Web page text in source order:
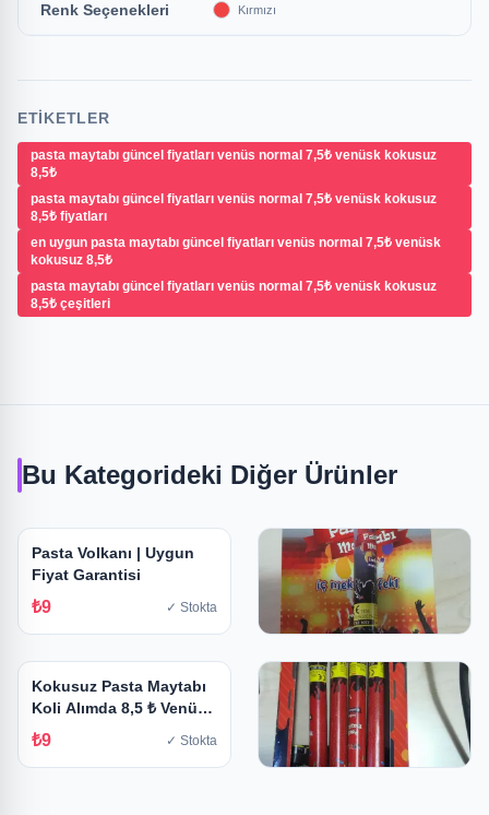
Renk Seçenekleri Kırmızı
ETIKETLER
pasta maytabı güncel fiyatları venüs normal 7,5₺ venüsk kokusuz
8,5₺
pasta maytabı güncel fiyatları venüs normal 7,5₺ venüsk kokusuz
8,5₺ fiyatları
en uygun pasta maytabı güncel fiyatları venüs normal 7,5₺ venüsk
kokusuz 8,5₺
pasta maytabı güncel fiyatları venüs normal 7,5₺ venüsk kokusuz
8,5₺ çeşitleri
Bu Kategorideki Diğer Ürünler
Pasta Volkanı | Uygun
Fiyat Garantisi
₺9 ✓ Stokta
₺9 ✓ Stokta
Kokusuz Pasta Maytabı
Koli Alımda 8,5 ₺ Venüs
Marka
₺9 ✓ Stokta